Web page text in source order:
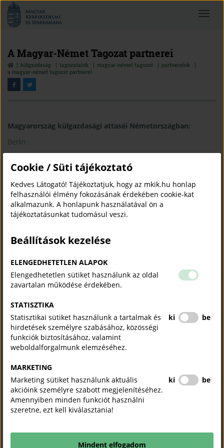
Magyar
Kereskedelmi
és
Toggle
A Magyar-Német Tagozat partnerei
külgazdaság tagozataink magyar-német tagozat
partnereink
a magyar-német tagozat partnerei
Magyarország külgazdasági attaséi Németországban:
Berlin
München
Stuttgart
Partnerszervezetek:
Német-Magyar Ipari és Kereskedelmi Kamara
Industrie und Handelskammer für München und Oberbayern
Industrie und Handelskammer Aachen
Németországi Szövetségi Köztársaság budapesti nagykövetsége
Vásárok, kiállítások Németországban:
Berlini és nürnbergi vásárok magyar képviselete
Frankfurti és hannoveri vásárok magyar képviselete
Kölni vásárok magyar képviselete
Lipcsei és stuttgarti vásárok magyar képviselete
Müncheni vásárok magyar képviselete
Cookie / Süti tájékoztató
Kedves Látogató! Tájékoztatjuk, hogy az mkik.hu honlap
felhasználói élmény fokozásának érdekében cookie-kat
alkalmazunk. A honlapunk használatával ön a
tájékoztatásunkat tudomásul veszi.
Beállítások kezelése
ELENGEDHETETLEN ALAPOK
Elengedhetetlen sütiket használunk az oldal
zavartalan működése érdekében.
STATISZTIKA
Statisztikai sütiket használunk a tartalmak és
hirdetések személyre szabásához, közösségi
funkciók biztosításához, valamint
weboldalforgalmunk elemzéséhez.
ki be
MARKETING
Marketing sütiket használunk aktuális
akcióink személyre szabott megjelenítéséhez.
Amennyiben minden funkciót használni
szeretne, ezt kell kiválasztania!
ki be
Mindent elfogadom